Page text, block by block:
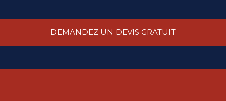
DEMANDEZ UN DEVIS GRATUIT